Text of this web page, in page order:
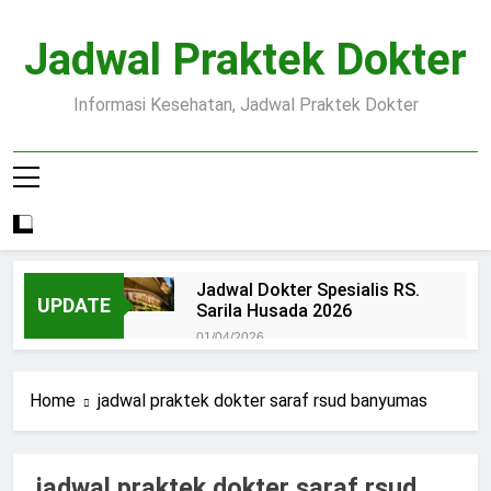
content
Jadwal Praktek Dokter
Informasi Kesehatan, Jadwal Praktek Dokter
UPDATE
Jadwal Dokter Spesialis RS.
Sarila Husada 2026
01/04/2026
15/07/2025
Pendaftaran Pasien BPJS
15/07/2025
Home jadwal praktek dokter saraf rsud banyumas